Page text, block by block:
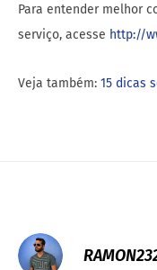
Para entender melhor
serviço, acesse http://
Veja também: 15 dicas